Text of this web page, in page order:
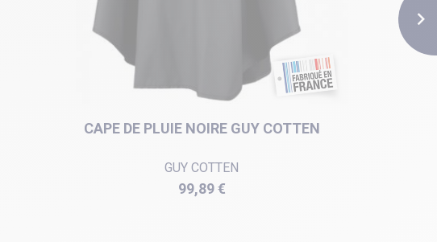
CAPE DE PLUIE NOIRE GUY COTTEN
GUY COTTEN
Prix
99,89 €
